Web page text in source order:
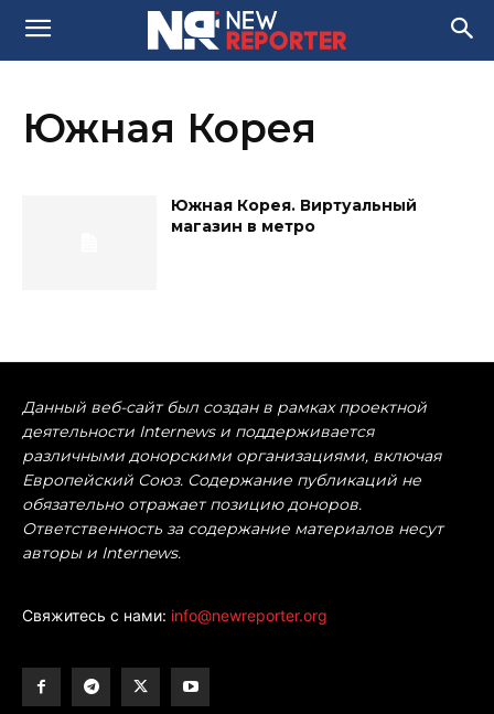
Южная Корея
Южная Корея. Виртуальный
магазин в метро
Данный веб-сайт был создан в рамках проектной
деятельности Internews и поддерживается
различными донорскими организациями, включая
Европейский Союз. Содержание публикаций не
обязательно отражает позицию доноров.
Ответственность за содержание материалов несут
авторы и Internews.
Свяжитесь с нами: info@newreporter.org